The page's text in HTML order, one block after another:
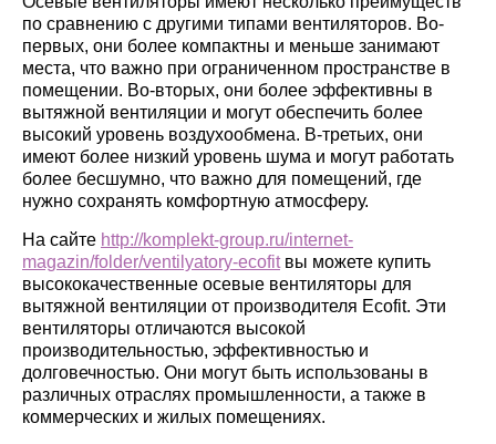
по сравнению с другими типами вентиляторов. Во-
первых, они более компактны и меньше занимают
места, что важно при ограниченном пространстве в
помещении. Во-вторых, они более эффективны в
вытяжной вентиляции и могут обеспечить более
высокий уровень воздухообмена. В-третьих, они
имеют более низкий уровень шума и могут работать
более бесшумно, что важно для помещений, где
нужно сохранять комфортную атмосферу.
На сайте http://komplekt-group.ru/internet-
magazin/folder/ventilyatory-ecofitвы можете купить
высококачественные осевые вентиляторы для
вытяжной вентиляции от производителя Ecofit. Эти
вентиляторы отличаются высокой
производительностью, эффективностью и
долговечностью. Они могут быть использованы в
различных отраслях промышленности, а также в
коммерческих и жилых помещениях.